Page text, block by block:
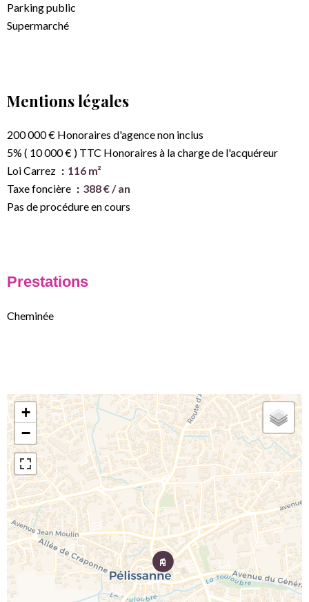
Parking public
Supermarché
Mentions légales
200 000 € Honoraires d'agence non inclus
5% ( 10 000 € ) TTC Honoraires à la charge de l'acquéreur
Loi Carrez
116 m²
Taxe foncière
388 € / an
Pas de procédure en cours
Prestations
Cheminée
+
−